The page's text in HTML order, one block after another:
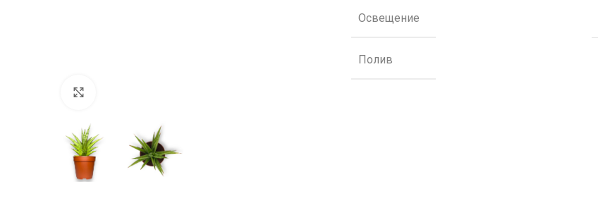
Освещение
Полив